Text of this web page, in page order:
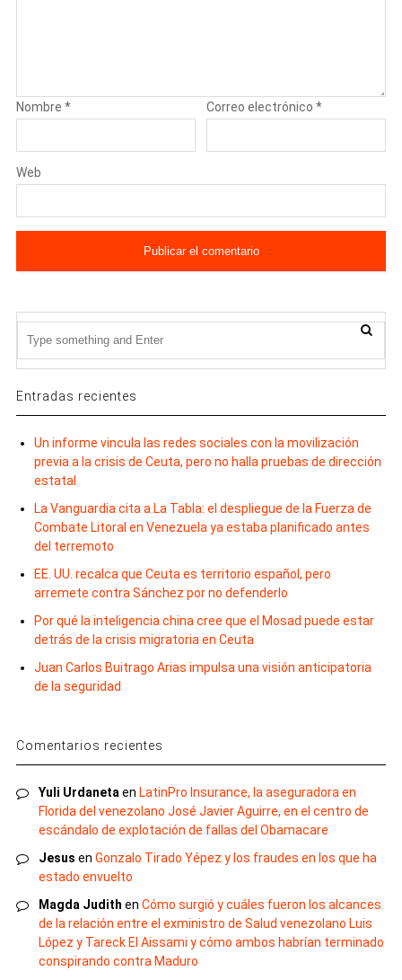
Nombre * Correo electrónico*
Web
Entradas recientes
Un informe vincula las redes sociales con la movilización
previa a la crisis de Ceuta, pero no halla pruebas de dirección
estatal
La Vanguardia cita a La Tabla: el despliegue de la Fuerza de
Combate Litoral en Venezuela ya estaba planificado antes
del terremoto
EE. UU. recalca que Ceuta es territorio español, pero
arremete contra Sánchez por no defenderlo
Por qué la inteligencia china cree que el Mosad puede estar
detrás de la crisis migratoria en Ceuta
Juan Carlos Buitrago Arias impulsa una visión anticipatoria
de la seguridad
Comentarios recientes
Yuli Urdaneta en LatinPro Insurance, la aseguradora en
Florida del venezolano José Javier Aguirre, en el centro de
escándalo de explotación de fallas del Obamacare
Jesus en Gonzalo Tirado Yépez y los fraudes en los que ha
estado envuelto
Magda Judith en Cómo surgió y cuáles fueron los alcances
de la relación entre el exministro de Salud venezolano Luis
López y Tareck El Aissami y cómo ambos habrían terminado
conspirando contra Maduro